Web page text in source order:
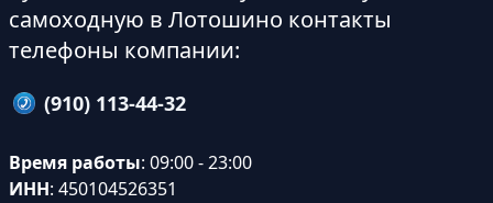
самоходную в Лотошино контакты
телефоны компании:
(910) 113-44-32
Время работы: 09:00 - 23:00
ИНН: 450104526351